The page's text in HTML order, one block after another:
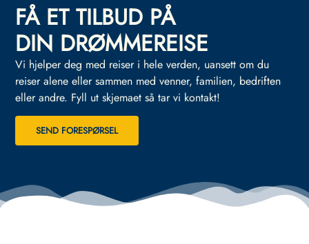
FÅ ET TILBUD PÅ
DIN DRØMMEREISE
Vi hjelper deg med reiser i hele verden, uansett om du
reiser alene eller sammen med venner, familien, bedriften
eller andre. Fyll ut skjemaet så tar vi kontakt!
SEND FORESPØRSEL